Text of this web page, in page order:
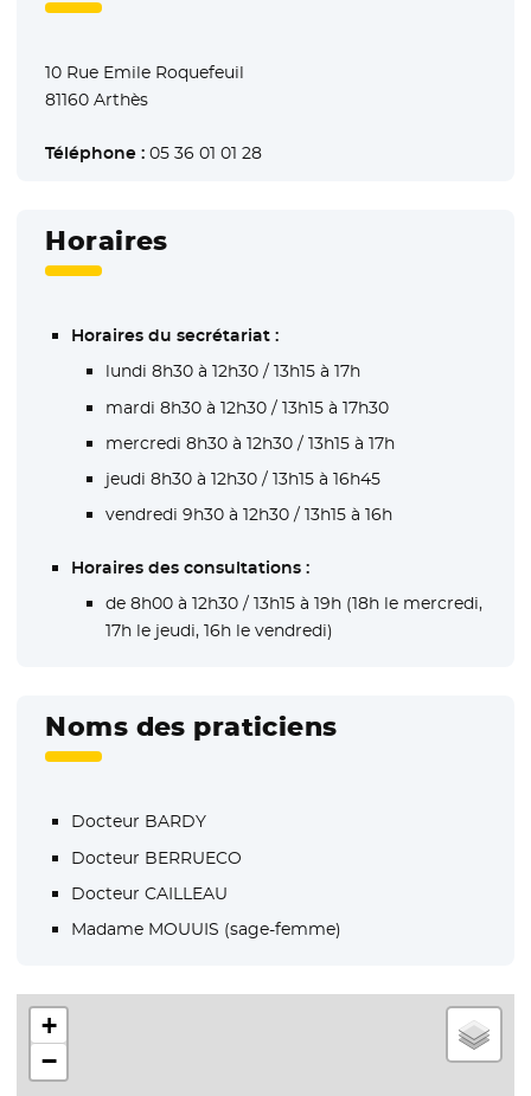
10 Rue Emile Roquefeuil
81160 Arthès
Téléphone :05 36 01 01 28
Horaires
Horaires du secrétariat :
lundi 8h30 à 12h30 / 13h15 à 17h
mardi 8h30 à 12h30 / 13h15 à 17h30
mercredi 8h30 à 12h30 / 13h15 à 17h
jeudi 8h30 à 12h30 / 13h15 à 16h45
vendredi 9h30 à 12h30 / 13h15 à 16h
Horaires des consultations :
de 8h00 à 12h30 / 13h15 à 19h (18h le mercredi,
17h le jeudi, 16h le vendredi)
Noms des praticiens
Docteur BARDY
Docteur BERRUECO
Docteur CAILLEAU
Madame MOUUIS (sage-femme)
+
−